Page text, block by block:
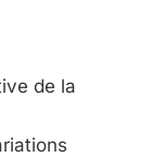
de la